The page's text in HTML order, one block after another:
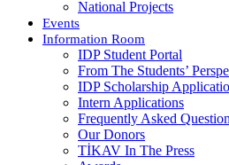
National Projects
Events
Information Room
IDP Student Portal
From The Students’
IDP Scholarship
Intern Applications
Frequently Asked
Our Donors
TİKAV In The Press